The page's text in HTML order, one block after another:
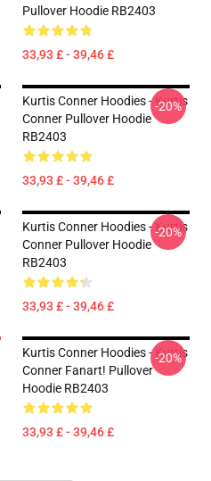
Pullover Hoodie RB2403
33,93 £ - 39,46 £
Kurtis Conner Hoodies - Kurtis
Conner Pullover Hoodie
RB2403
33,93 £ - 39,46 £
-20%
Kurtis Conner Hoodies - Kurtis
Conner Pullover Hoodie
RB2403
33,93 £ - 39,46 £
-20%
Kurtis Conner Hoodies - Kurtis
Conner Fanart! Pullover
Hoodie RB2403
33,93 £ - 39,46 £
-20%